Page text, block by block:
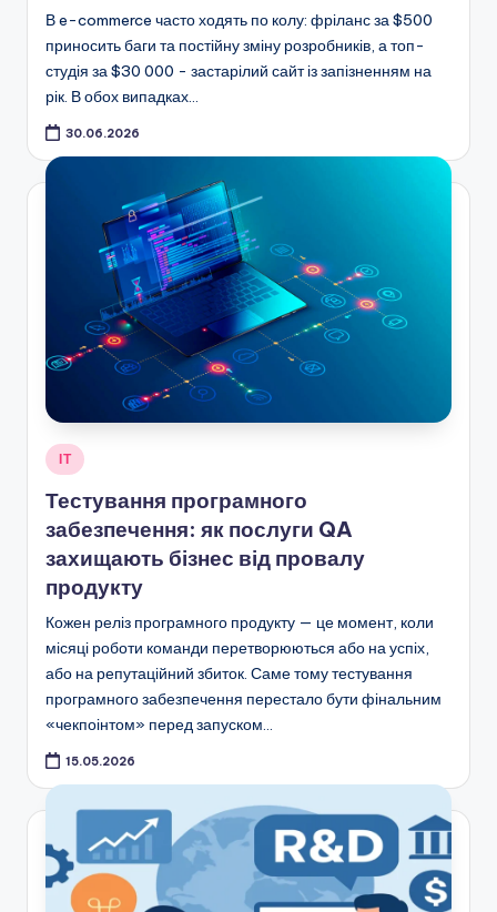
В e-commerce часто ходять по колу: фріланс за $500
приносить баги та постійну зміну розробників, а топ-
студія за $30 000 - застарілий сайт із запізненням на
рік. В обох випадках…
30.06.2026
Опубліковано
ІТ
Тестування програмного
забезпечення: як послуги QA
захищають бізнес від провалу
продукту
Кожен реліз програмного продукту — це момент, коли
місяці роботи команди перетворюються або на успіх,
або на репутаційний збиток. Саме тому тестування
програмного забезпечення перестало бути фінальним
«чекпоінтом» перед запуском…
15.05.2026